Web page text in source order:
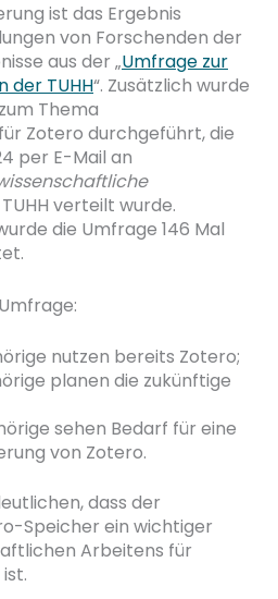
ist das Ergebnis
von Forschenden der
aus der „Umfrage zur
der TUHH“. Zusätzlich wurde
Thema
Zotero durchgeführt, die
per E-Mail an
verteilt wurde.
die Umfrage 146 Mal
nutzen bereits Zotero;
planen die zukünftige
sehen Bedarf für eine
von Zotero.
dass der
Speicher ein wichtiger
Arbeitens für